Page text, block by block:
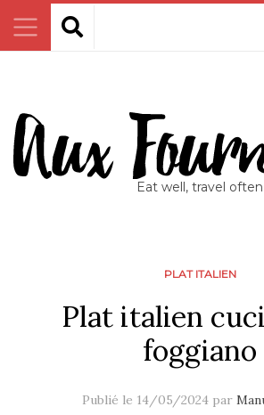
Eat well, travel often
PLAT ITALIEN
Plat italien
foggiano
Publié le 14/05/2024 par